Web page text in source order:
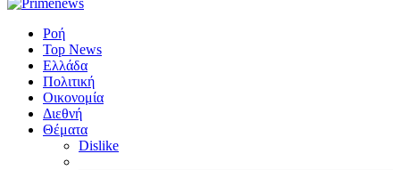
Ροή
Top News
Ελλάδα
Πολιτική
Οικονομία
Διεθνή
Θέματα
Dislike